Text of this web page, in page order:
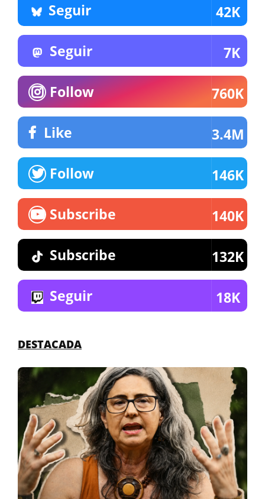
Seguir 42K
Seguir 7K
Follow 760K
Like 3.4M
Follow 146K
Subscribe 140K
Subscribe 132K
Seguir 18K
DESTACADA